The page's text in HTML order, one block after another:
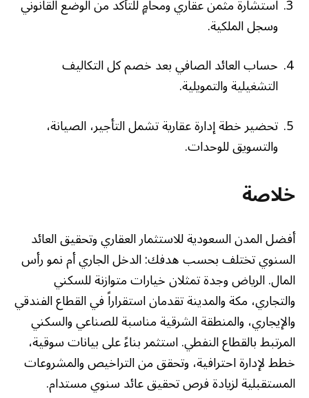
وسجل الملكية.
حساب العائد الصافي بعد خصم كل التكاليف
التشغيلية والتمويلية.
تحضير خطة إدارة عقارية تشمل التأجير، الصيانة،
والتسويق للوحدات.
خلاصة
أفضل المدن السعودية للاستثمار العقاري وتحقيق العائد
السنوي تختلف بحسب هدفك: الدخل الجاري أم نمو رأس
المال. الرياض وجدة تمثلان خيارات متوازنة للسكني
والتجاري، مكة والمدينة تقدمان استقراراً في القطاع الفندقي
والإيجاري، والمنطقة الشرقية مناسبة للصناعي والسكني
المرتبط بالقطاع النفطي. استثمر بناءً على بيانات سوقية،
خطط لإدارة احترافية، وتحقق من التراخيص والمشروعات
المستقبلية لزيادة فرص تحقيق عائد سنوي مستدام.